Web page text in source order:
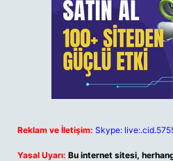
Reklam ve İletişim: Skype:
Yasal Uyarı: Bu internet sitesi,